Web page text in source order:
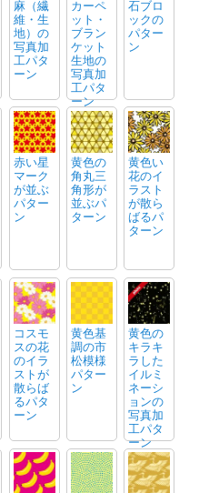
麻（繊
維・生
地）の
写真加
工パタ
ーン
カーペ
ット・
ブラン
ケット
生地の
写真加
工パタ
ーン
石ブロ
ックの
パター
ン
赤い星
マーク
が並ぶ
パター
ン
黄色の
角丸三
角形が
並ぶパ
ターン
黄色い
花のイ
ラスト
が散ら
ばるパ
ターン
コスモ
スの花
のイラ
ストが
散らば
るパタ
ーン
黄色基
調の市
松模様
パター
ン
黄色の
キラキ
ラした
イルミ
ネーシ
ョンの
写真加
工パタ
ーン